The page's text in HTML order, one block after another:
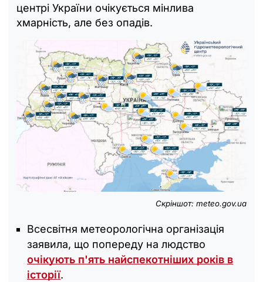
центрі України очікується мінлива
хмарність, але без опадів.
Скріншот: meteo.gov.ua
Всесвітня метеорологічна організація
заявила, що попереду на людство
очікують п'ять найспекотніших років в
історії.